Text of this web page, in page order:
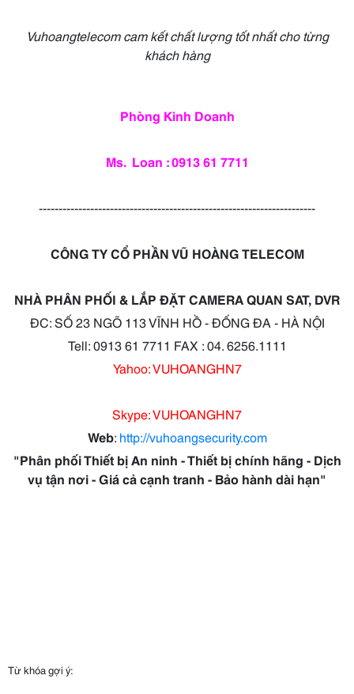
Vuhoangtelecom cam kết chất lượng tốt nhất cho từng
khách hàng
Phòng Kinh Doanh
Ms. Loan : 0913 61 7711
----------------------------------------------------------------------
CÔNG TY CỔ PHẦN VŨ HOÀNG TELECOM
NHÀ PHÂN PHỐI & LẮP ĐẶT CAMERA QUAN SAT, DVR
ĐC: SỐ 23 NGÕ 113 VĨNH HỒ - ĐỐNG ĐA - HÀ NỘI
Tell: 0913 61 7711 FAX : 04. 6256.1111
Yahoo: VUHOANGHN7
Skype: VUHOANGHN7
Web: http://vuhoangsecurity.com
"Phân phối Thiết bị An ninh - Thiết bị chính hãng - Dịch
vụ tận nơi - Giá cả cạnh tranh - Bảo hành dài hạn"
Từ khóa gợi ý: